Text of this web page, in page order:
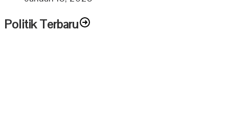
Politik Terbaru